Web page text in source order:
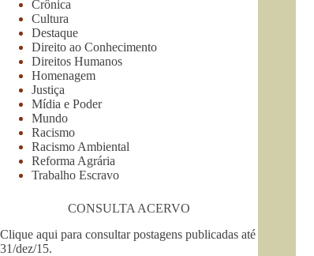
Crônica
Cultura
Destaque
Direito ao Conhecimento
Direitos Humanos
Homenagem
Justiça
Mídia e Poder
Mundo
Racismo
Racismo Ambiental
Reforma Agrária
Trabalho Escravo
CONSULTA ACERVO
Clique aqui para consultar postagens publicadas até
31/dez/15.